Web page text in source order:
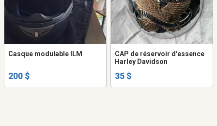
Casque modulable ILM
200 $
CAP de réservoir d'essence
Harley Davidson
35 $